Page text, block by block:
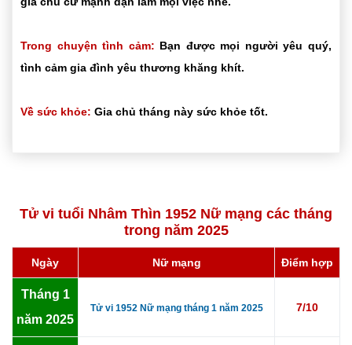
Trong chuyện tình cảm: Bạn được mọi người yêu quý,
tình cảm gia đình yêu thương khăng khít.
Về sức khỏe: Gia chủ tháng này sức khỏe tốt.
Tử vi tuổi Nhâm Thìn 1952 Nữ mạng các tháng
trong năm 2025
Ngày Nữ mạng Điểm hợp
Tháng 1
năm 2025
Tử vi 1952 Nữ mạng tháng 1 năm 2025 7/10